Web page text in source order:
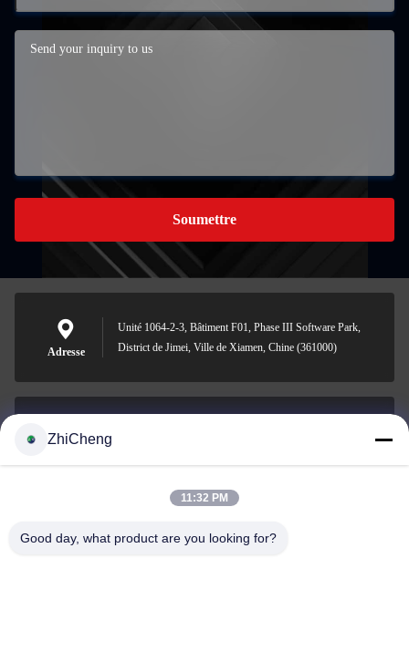
Soumettre
Adresse
Unité 1064-2-3, Bâtiment F01, Phase III Software Park,
District de Jimei, Ville de Xiamen, Chine (361000)
0086-592-5636807
ZhiCheng
11:32 PM
Good day, what product are you looking for?